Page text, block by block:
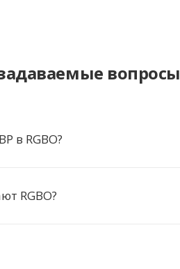
вопросы
в RGBO?
RGBO?